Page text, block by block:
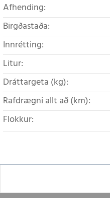
Afhending:
Birgðastaða:
Innrétting:
Litur:
Dráttargeta (kg):
Rafdrægni allt að (km):
Flokkur: